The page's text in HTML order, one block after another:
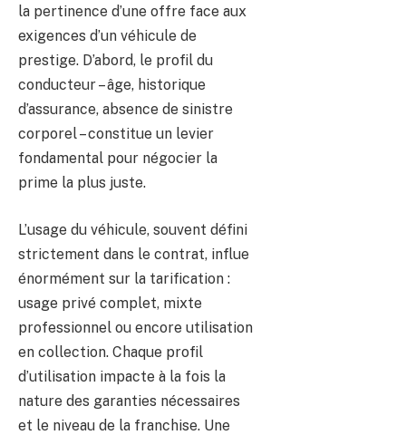
la pertinence d’une offre face aux
exigences d’un véhicule de
prestige. D’abord, le profil du
conducteur – âge, historique
d’assurance, absence de sinistre
corporel – constitue un levier
fondamental pour négocier la
prime la plus juste.
L’usage du véhicule, souvent défini
strictement dans le contrat, influe
énormément sur la tarification :
usage privé complet, mixte
professionnel ou encore utilisation
en collection. Chaque profil
d’utilisation impacte à la fois la
nature des garanties nécessaires
et le niveau de la franchise. Une